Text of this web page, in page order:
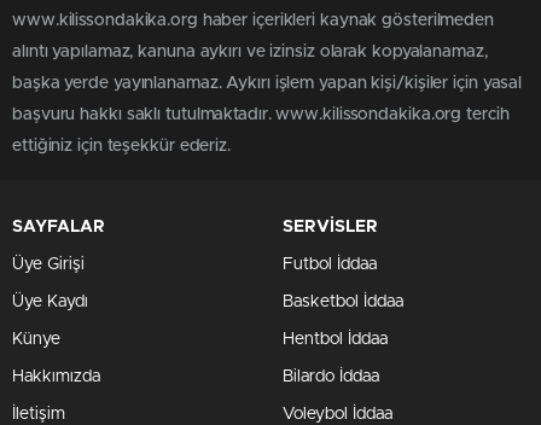
www.kilissondakika.org haber içerikleri kaynak gösterilmeden
alıntı yapılamaz, kanuna aykırı ve izinsiz olarak kopyalanamaz,
başka yerde yayınlanamaz. Aykırı işlem yapan kişi/kişiler için yasal
başvuru hakkı saklı tutulmaktadır. www.kilissondakika.org tercih
ettiğiniz için teşekkür ederiz.
SAYFALAR
Üye Girişi
Üye Kaydı
Künye
Hakkımızda
İletişim
SERVİSLER
Futbol İddaa
Basketbol İddaa
Hentbol İddaa
Bilardo İddaa
Voleybol İddaa